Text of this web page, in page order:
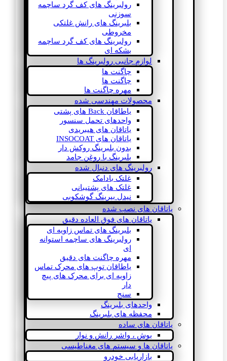
رولبرینگ های کف گرد ساچمه
سوزنی
بلبرینگ های رانش غلتکی
مخروطی
رولبرینگ های کف گرد ساچمه
بشکه ای
لوازم جانبی رولبرینگ ها
چاگنت ها
چاگنت ها
مهره چاگنت ها
محصولات مهندسی شده
یاطاقان Back های پشتی
واحدهای تحمل سنسور
یاتاقان های هیبریدی
یاتاقان های INSOCOAT
بدون بلبرینگ روکش دار
بلبرینگ با روغن جامد
رولبرینگ های دنبال شده
غلتک بادامک
غلتک های پشتیبانی
نیدل بیرینگ گوشکوبی
یاتاقان های نصب شده
یاتاقان های فوق العاده دقیق
بلبرینگ های تماس زاویه ای
رولبرینگ های ساچمه استوانه
ای
مهره چاگنت های دقیق
یاطاقان توپ های محرک تماس
زاویه ای برای محرک های پیچ
دار
سنج
واحدهای بلبرینگ
محفظه های بلبرینگ
یاتاقان های ساده
بوش ، واشر رانش و نوار
یاتاقان ها و سیستم های مغناطیسی
بازاریابی خودرو